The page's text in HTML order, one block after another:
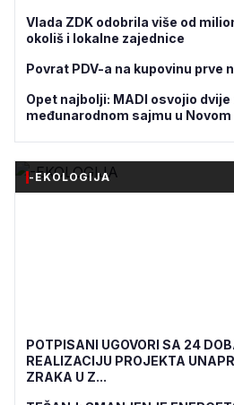
Vlada ZDK odobrila više od
okoliš i lokalne zajednice
Povrat PDV-a na kupovinu prve
Opet najbolji: MADI osvojio
međunarodnom sajmu u Novom
-EKOLOGIJA
POTPISANI UGOVORI SA 24
REALIZACIJU PROJEKTA
ZRAKA U Z...